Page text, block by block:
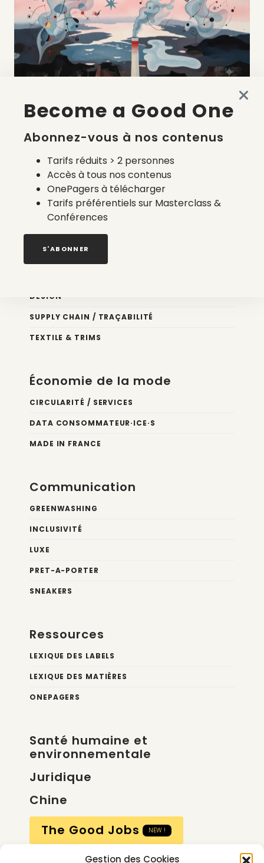
Gestion des Cookies
La liste des prestataires du bilan carbone d’une marque
de mode
2 août 2026
DESIGN
SUPPLY CHAIN / TRAÇABILITÉ
TEXTILE & TRIMS
Économie de la mode
CIRCULARITÉ / SERVICES
DATA CONSOMMATEUR·ICE·S
MADE IN FRANCE
Communication
GREENWASHING
INCLUSIVITÉ
LUXE
PRET-A-PORTER
SNEAKERS
Ressources
LEXIQUE DES LABELS
LEXIQUE DES MATIÈRES
ONEPAGERS
Santé humaine et
environnementale
Juridique
Chine
The Good Jobs
NEW !
Become a Good One
Abonnez-vous à nos contenus
Tarifs réduits > 2 personnes
Accès à tous nos contenus
OnePagers à télécharger
Tarifs préférentiels sur Masterclass &
Conférences
S'ABONNER